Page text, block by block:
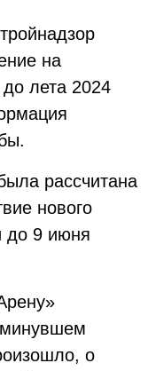
на
лета 2024
рассчитана
нового
до 9 июня
минувшем
о